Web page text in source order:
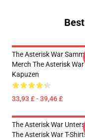
The Asterisk War
Merch The Asterisk War
Kapuzen
33,93 £ - 39,46 £
The Asterisk War
The Asterisk War T-